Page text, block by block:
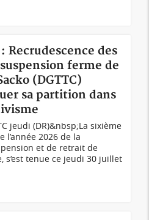
Recrudescence des
ferme de
(DGTTC)
sa partition dans
jeudi (DR)&nbsp;La sixième
l’année 2026 de la
et de retrait de
s‘est tenue ce jeudi 30 juillet